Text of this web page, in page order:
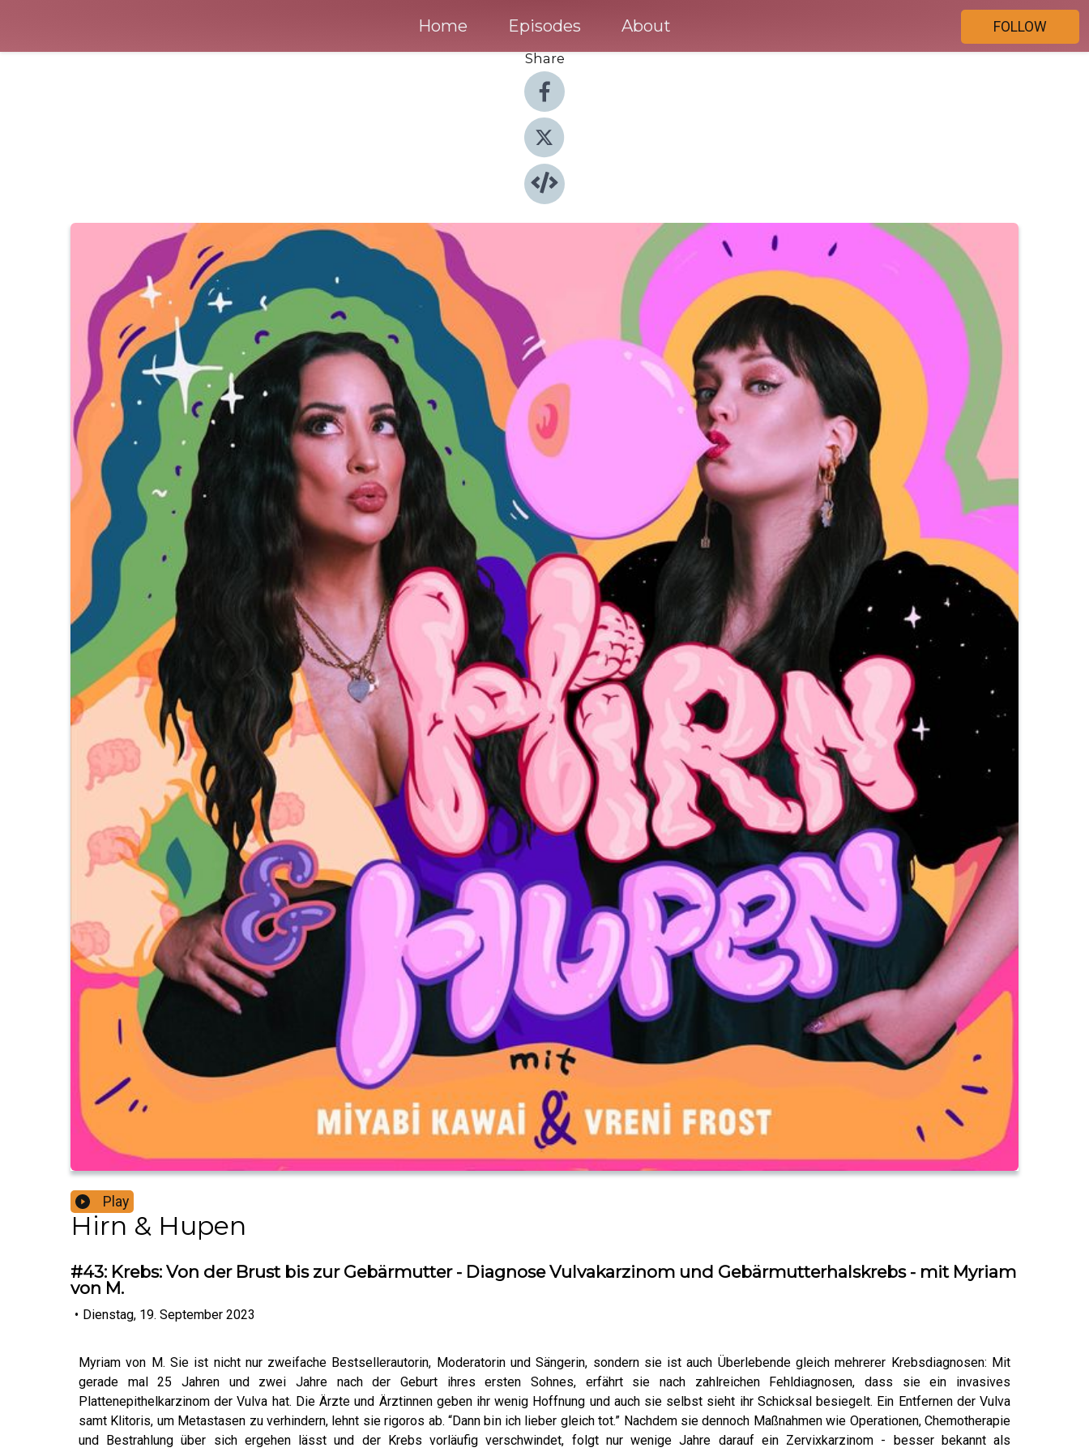
Home Episodes About
FOLLOW
Share
Play
Hirn & Hupen
#43: Krebs: Von der Brust bis zur Gebärmutter - Diagnose Vulvakarzinom und Gebärmutterhalskrebs - mit Myriam
von M.
• Dienstag, 19. September 2023
Myriam von M. Sie ist nicht nur zweifache Bestsellerautorin, Moderatorin und Sängerin, sondern sie ist auch Überlebende gleich mehrerer Krebsdiagnosen: Mit
gerade mal 25 Jahren und zwei Jahre nach der Geburt ihres ersten Sohnes, erfährt sie nach zahlreichen Fehldiagnosen, dass sie ein invasives
Plattenepithelkarzinom der Vulva hat. Die Ärzte und Ärztinnen geben ihr wenig Hoffnung und auch sie selbst sieht ihr Schicksal besiegelt. Ein Entfernen der Vulva
samt Klitoris, um Metastasen zu verhindern, lehnt sie rigoros ab. “Dann bin ich lieber gleich tot.” Nachdem sie dennoch Maßnahmen wie Operationen, Chemotherapie
und Bestrahlung über sich ergehen lässt und der Krebs vorläufig verschwindet, folgt nur wenige Jahre darauf ein Zervixkarzinom - besser bekannt als